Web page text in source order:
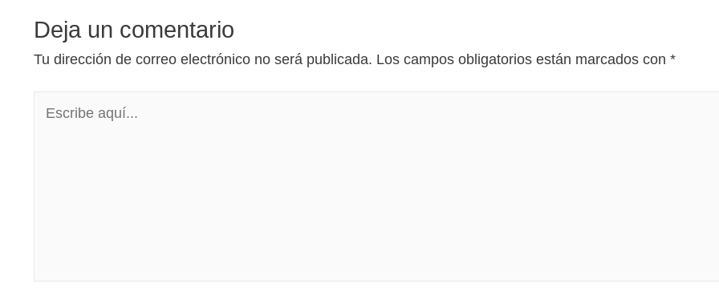
Deja un comentario
Tu dirección de correo electrónico no será publicada. Los campos obligatorios están marcados con *